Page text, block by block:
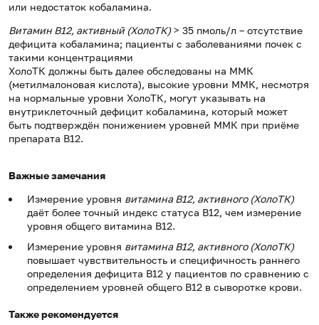
или недостаток кобаламина.
Витамин В12, активный (ХолоТК)> 35 пмоль/л – отсутствие
дефицита кобаламина; пациенты с заболеваниями почек с
такими концентрациями
ХолоТК должны быть далее обследованы на MMК
(метилмалоновая кислота), высокие уровни MMК, несмотря
на нормальные уровни ХолоТК, могут указывать на
внутриклеточный дефицит кобаламина, который может
быть подтверждён понижением уровней MMК при приёме
препарата B12.
Важные замечания
Измерение уровня витамина В12, активного (ХолоТК)
даёт более точный индекс статуса B12, чем измерение
уровня общего витамина B12.
Измерение уровня витамина В12, активного (ХолоТК)
повышает чувствительность и специфичность раннего
определения дефицита B12 у пациентов по сравнению с
определением уровней общего В12 в сыворотке крови.
Также рекомендуется